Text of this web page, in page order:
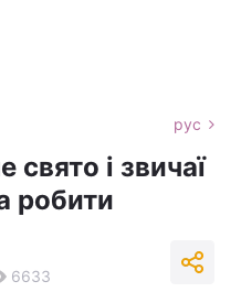
рус
свято і звичаї
робити
6633